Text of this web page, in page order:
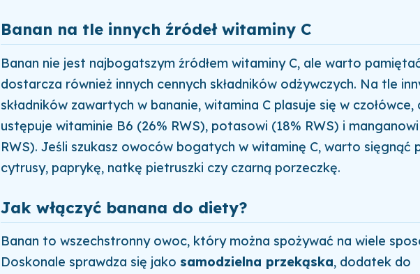
Banan na tle innych źródeł witaminy C
Banan nie jest najbogatszym źródłem witaminy C, ale warto
dostarcza również innych cennych składników odżywczych. Na tle
składników zawartych w bananie, witamina C plasuje się w czołówce,
ustępuje witaminie B6 (26% RWS), potasowi (18% RWS) i
RWS). Jeśli szukasz owoców bogatych w witaminę C, warto sięgnąć
cytrusy, paprykę, natkę pietruszki czy czarną porzeczkę.
Jak włączyć banana do diety?
Banan to wszechstronny owoc, który można spożywać na wiele
Doskonale sprawdza się jako samodzielna przekąska, dodatek do